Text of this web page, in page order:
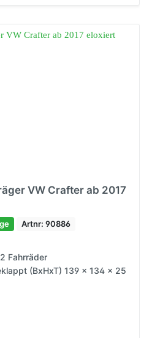
VW Crafter ab 2017
Artnr: 90886
Fahrräder
(BxHxT) 139 x 134 x 25